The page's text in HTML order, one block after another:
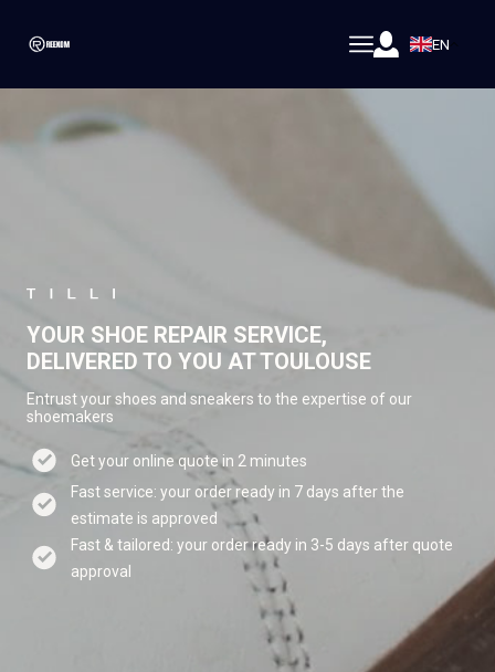
EN
YOUR SHOE REPAIR SERVICE,
DELIVERED TO YOU AT TOULOUSE
Entrust your shoes and sneakers to the expertise of our
shoemakers
Get your online quote in 2 minutes
Fast service: your order ready in 7 days after the
estimate is approved
Fast & tailored: your order ready in 3-5 days after quote
approval